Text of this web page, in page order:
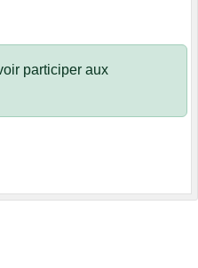
participer aux